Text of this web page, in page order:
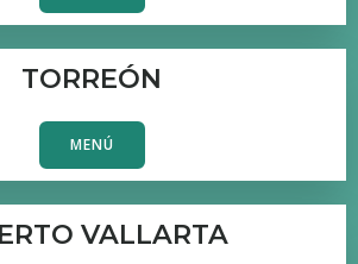
TORREÓN
MENÚ
VALLARTA